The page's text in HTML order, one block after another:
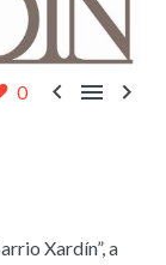
0   
Xardín”, a